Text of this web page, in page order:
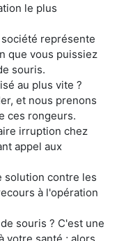
le plus
représente
que vous puissiez
souris.
au plus vite ?
et nous prenons
ces rongeurs.
irruption chez
appel aux
solution contre les
à l'opération
souris ? C'est une
votre santé ; alors